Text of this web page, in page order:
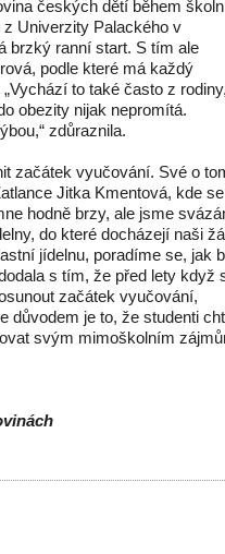
českých dětí během
Univerzity Palackého v
brzký ranní start. S tím ale
podle které má každý
to také často z
obezity nijak nepromítá.
zdůraznila.
začátek vyučování. Své o
Jitka Kmentová, kde se
hodně brzy, ale jsme
do které docházejí naši
jídelnu, poradíme se, jak
s tím, že před lety když
začátek vyučování,
důvodem je to, že studenti
svým mimoškolním